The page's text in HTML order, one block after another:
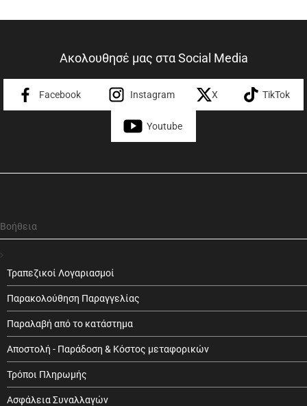
Ακολουθησέ μας στα Social Media
Facebook Instagram X TikTok
Youtube
Βοήθεια
Τραπεζικοί Λογαριασμοί
Παρακολούθηση Παραγγελίας
Παραλαβή από το κατάστημα
Αποστολή - Παράδοση & Κόστος μεταφορικών
Τρόποι Πληρωμής
Ασφάλεια Συναλλαγών